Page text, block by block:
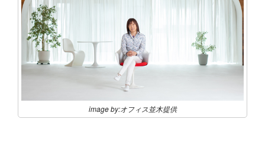
image by:オフィス並木提供